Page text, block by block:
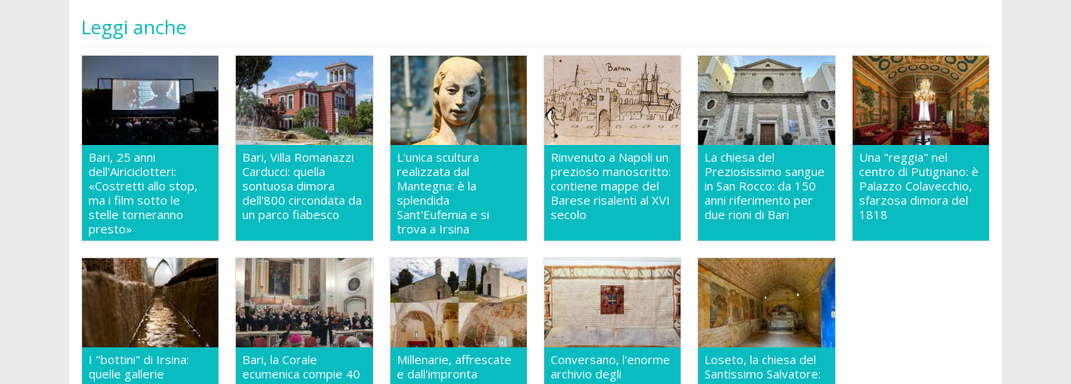
Leggi anche
Bari, 25 anni
dell'Airiciclotteri:
«Costretti allo stop,
ma i film sotto le
stelle torneranno
presto»
Bari, Villa Romanazzi
Carducci: quella
sontuosa dimora
dell'800 circondata da
un parco fiabesco
L'unica scultura
realizzata dal
Mantegna: è la
splendida
Sant'Eufemia e si
trova a Irsina
Rinvenuto a Napoli un
prezioso manoscritto:
contiene mappe del
Barese risalenti al XVI
secolo
La chiesa del
Preziosissimo sangue
in San Rocco: da 150
anni riferimento per
due rioni di Bari
Una "reggia" nel
centro di Putignano: è
Palazzo Colavecchio,
sfarzosa dimora del
1818
I "bottini" di Irsina:
quelle gallerie
Bari, la Corale
ecumenica compie 40
Millenarie, affrescate
e dall'impronta
Conversano, l'enorme
archivio degli
Loseto, la chiesa del
Santissimo Salvatore: